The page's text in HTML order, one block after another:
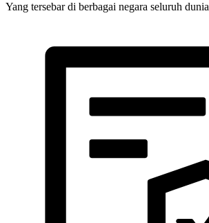
Yang tersebar di berbagai negara seluruh dunia